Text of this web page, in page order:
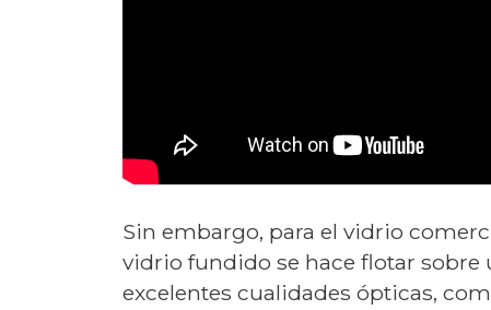
Sin embargo, para el vidrio
vidrio fundido se hace flotar
excelentes cualidades ópticas,